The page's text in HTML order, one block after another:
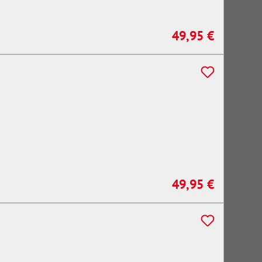
Regulärer Preis:
49,95 €
Regulärer Preis:
49,95 €